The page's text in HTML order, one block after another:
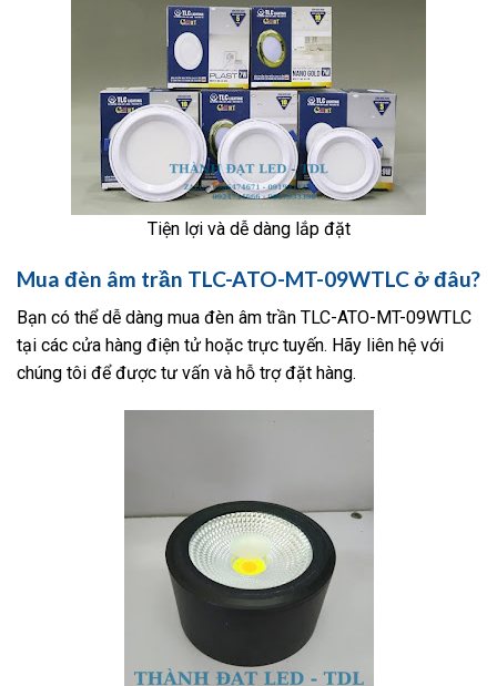
Tiện lợi và dễ dàng lắp đặt
Mua đèn âm trần TLC-ATO-MT-09WTLC ở đâu?
Bạn có thể dễ dàng mua đèn âm trần TLC-ATO-MT-09WTLC
tại các cửa hàng điện tử hoặc trực tuyến. Hãy liên hệ với
chúng tôi để được tư vấn và hỗ trợ đặt hàng.